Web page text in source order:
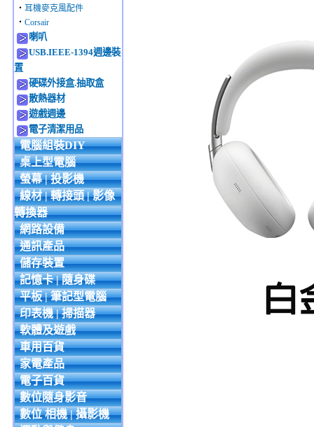
‧ 耳機麥克風配件
‧ Corsair
喇叭
USB.IEEE-1394週邊裝
置
硬碟外接盒.抽取盒
散熱器材
遊戲週邊
電子清潔用品
電腦組裝DIY
桌上型電腦
螢幕 | 投影機
線材 | 轉接頭 | 影像
轉換器
網路設備
通訊產品
儲存裝置
記憶卡 | 隨身碟
平板 | 筆記型電腦
印表機 | 掃描器
軟體及遊戲
車用百貨
家電產品
電子百貨
數位隨身影音
數位 相機 | 攝影機